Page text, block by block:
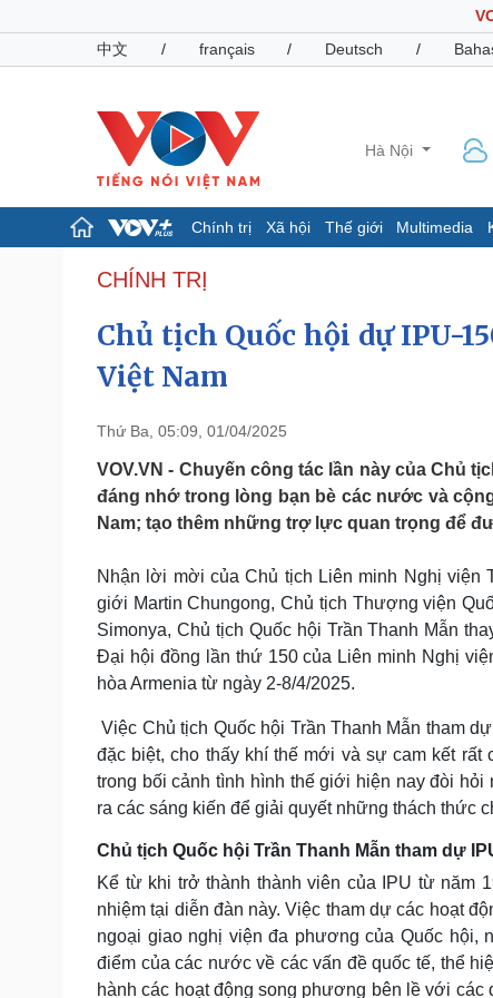
中文
/ français / Deutsch /
Hà Nội
Chính trị Xã hội Thế giới Multimedia
Chính trị
Tổ chức nhân sự
Quốc hội
Nhận diện sự thật
Dự báo thời tiết
Giáo dục
Pháp luật
Vụ án
Tin nóng
Tư vấn luật
Quân sự - Quốc phòng
Vũ khí
Phân tích
Sức khỏe
Dinh dưỡng - món ngon
Cây thuốc
Nhi khoa
Nam khoa
Làm đẹp - giảm cân
Phòng mạch online
Ăn sạch sống khỏe
Đời sống
Nhà đẹp
Blog
Cải chính
CHÍNH TRỊ
Chủ tịch Quốc hội dự IPU-
Việt Nam
Thứ Ba, 05:09, 01/04/2025
VOV.VN - Chuyến công tác lần này của Chủ
đáng nhớ trong lòng bạn bè các nước và
Nam; tạo thêm những trợ lực quan trọng để
Nhận lời mời của Chủ tịch Liên minh Nghị viện
giới Martin Chungong, Chủ tịch Thượng viện
Simonya, Chủ tịch Quốc hội Trần Thanh Mẫn
Đại hội đồng lần thứ 150 của Liên minh Nghị
hòa Armenia từ ngày 2-8/4/2025.
Việc Chủ tịch Quốc hội Trần Thanh Mẫn tham
đặc biệt, cho thấy khí thế mới và sự cam kết
trong bối cảnh tình hình thế giới hiện nay đòi
ra các sáng kiến để giải quyết những thách thức
Chủ tịch Quốc hội Trần Thanh Mẫn tham dự
Kể từ khi trở thành thành viên của IPU từ năm
nhiệm tại diễn đàn này. Việc tham dự các hoạt
ngoại giao nghị viện đa phương của Quốc hội,
điểm của các nước về các vấn đề quốc tế, thể
hành các hoạt động song phương bên lề với